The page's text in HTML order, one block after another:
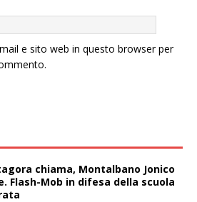
e sito web in questo browser per
chiama, Montalbano Jonico
Flash-Mob in difesa della scuola